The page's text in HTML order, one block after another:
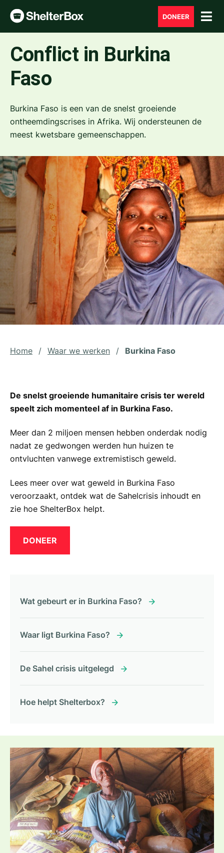
DONEER
Conflict in Burkina
Faso
Burkina Faso is een van de snelst groeiende
ontheemdingscrises in Afrika. Wij ondersteunen de
meest kwetsbare gemeenschappen.
Home / Waar we werken / Burkina Faso
De snelst groeiende humanitaire crisis ter wereld
speelt zich momenteel af in Burkina Faso.
Meer dan 2 miljoen mensen hebben onderdak nodig
nadat ze gedwongen werden hun huizen te
ontvluchten vanwege extremistisch geweld.
Lees meer over wat geweld in Burkina Faso
veroorzaakt, ontdek wat de Sahelcrisis inhoudt en
zie hoe ShelterBox helpt.
DONEER
Wat gebeurt er in Burkina Faso?
Waar ligt Burkina Faso?
De Sahel crisis uitgelegd
Hoe helpt Shelterbox?